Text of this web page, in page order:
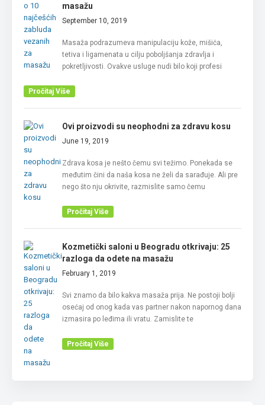
masažu
September 10, 2019
Masaža podrazumeva manipulaciju kože, mišića,
tetiva i ligamenata u cilju poboljšanja zdravlja i
pokretljivosti. Ovakve usluge nudi bilo koji profesi
Pročitaj Više
Ovi proizvodi su neophodni za zdravu kosu
June 19, 2019
Zdrava kosa je nešto čemu svi težimo. Ponekada se
međutim čini da naša kosa ne želi da sarađuje. Ali pre
nego što nju okrivite, razmislite samo čemu
Pročitaj Više
Kozmetički saloni u Beogradu otkrivaju: 25
razloga da odete na masažu
February 1, 2019
Svi znamo da bilo kakva masaža prija. Ne postoji bolji
osećaj od onog kada vas partner nakon napornog dana
izmasira po leđima ili vratu. Zamislite te
Pročitaj Više